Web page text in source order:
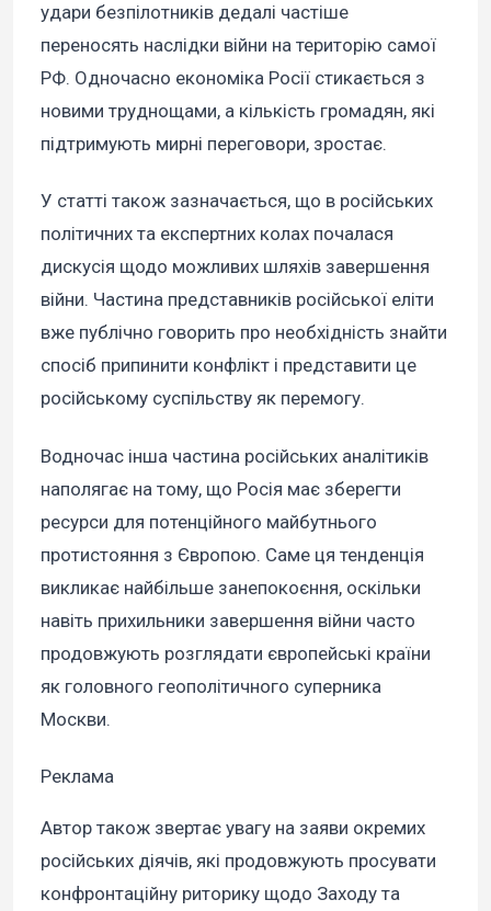
удари безпілотників дедалі частіше
переносять наслідки війни на територію самої
РФ. Одночасно економіка Росії стикається з
новими труднощами, а кількість громадян, які
підтримують мирні переговори, зростає.
У статті також зазначається, що в російських
політичних та експертних колах почалася
дискусія щодо можливих шляхів завершення
війни. Частина представників російської еліти
вже публічно говорить про необхідність знайти
спосіб припинити конфлікт і представити це
російському суспільству як перемогу.
Водночас інша частина російських аналітиків
наполягає на тому, що Росія має зберегти
ресурси для потенційного майбутнього
протистояння з Європою. Саме ця тенденція
викликає найбільше занепокоєння, оскільки
навіть прихильники завершення війни часто
продовжують розглядати європейські країни
як головного геополітичного суперника
Москви.
Реклама
Автор також звертає увагу на заяви окремих
російських діячів, які продовжують просувати
конфронтаційну риторику щодо Заходу та